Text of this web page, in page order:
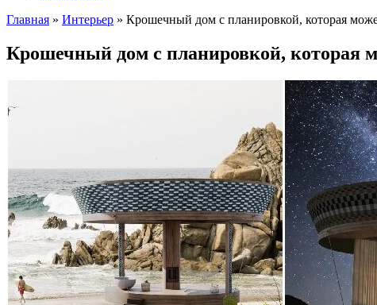
Главная » Интерьер » Крошечный дом с планировкой, которая
Крошечный дом с планировкой, которая